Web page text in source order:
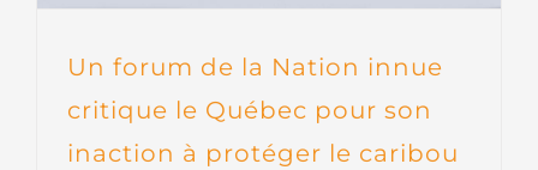
Un forum de la Nation innue
critique le Québec pour son
inaction à protéger le caribou